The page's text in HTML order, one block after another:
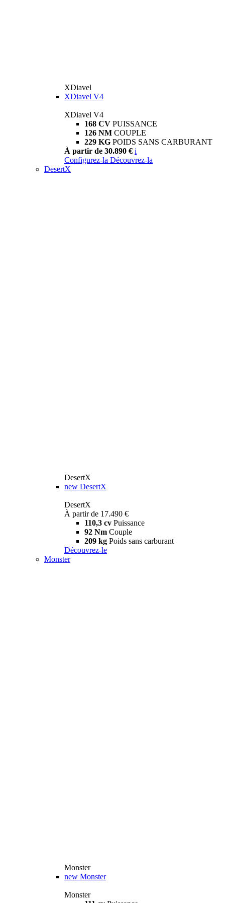
XDiavel
XDiavel V4
XDiavel V4
168 CV PUISSANCE
126 NM COUPLE
229 KG POIDS SANS CARBURANT
À partir de 30.890 € i
Configurez-la Découvrez-la
DesertX
DesertX
new DesertX
DesertX
À partir de 17.490 €
110,3 cv Puissance
92 Nm Couple
209 kg Poids sans carburant
Découvrez-le
Monster
Monster
new Monster
Monster